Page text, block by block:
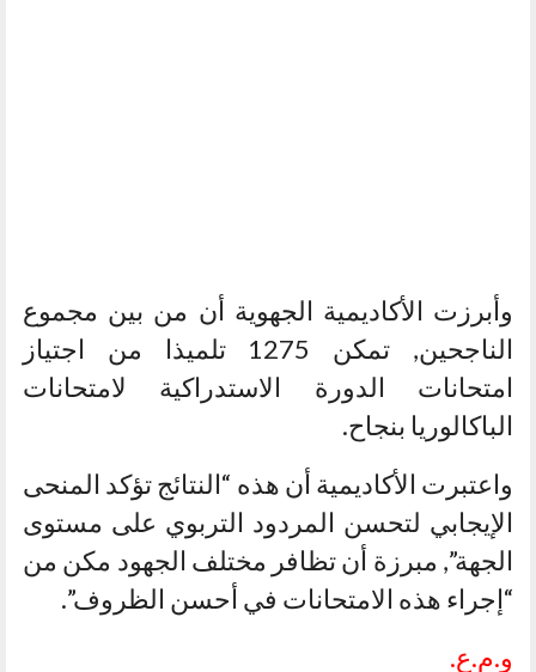
وأبرزت الأكاديمية الجهوية أن من بين مجموع
الناجحين, تمكن 1275 تلميذا من اجتياز
امتحانات الدورة الاستدراكية لامتحانات
الباكالوريا بنجاح.
واعتبرت الأكاديمية أن هذه “النتائج تؤكد المنحى
الإيجابي لتحسن المردود التربوي على مستوى
الجهة”, مبرزة أن تظافر مختلف الجهود مكن من
“إجراء هذه الامتحانات في أحسن الظروف”.
و.م.ع.